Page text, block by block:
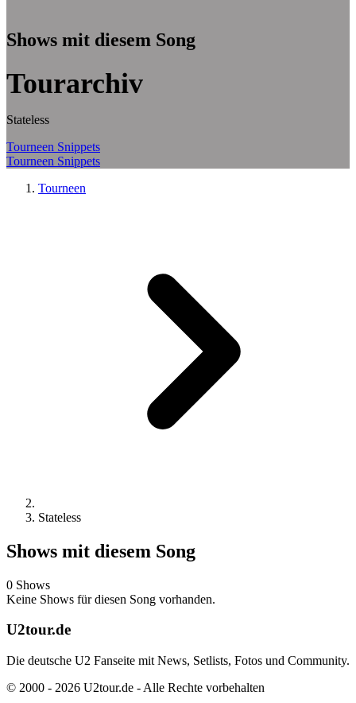
Shows mit diesem Song
Tourarchiv
Stateless
Tourneen Snippets
Tourneen Snippets
Tourneen
Stateless
Shows mit diesem Song
0 Shows
Keine Shows für diesen Song vorhanden.
U2tour.de
Die deutsche U2 Fanseite mit News, Setlists, Fotos und Community.
© 2000 - 2026 U2tour.de - Alle Rechte vorbehalten